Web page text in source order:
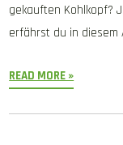
gekauften Kohlkopf?
erfährst du in diesem
READ MORE »